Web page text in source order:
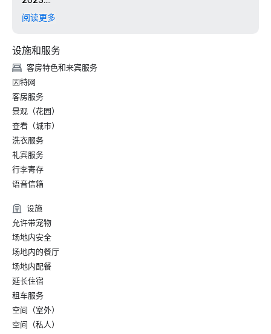
2023 年 Travel + Leisure 世界最佳大奖-#1 达拉斯—沃斯堡
《葡萄酒观察家》评选的 2023 年最佳卓越奖：豪宅餐厅
《美国新闻与世界报道》最佳酒店-#1 达拉斯-沃斯堡最佳酒
店和 #2 德克萨斯州最佳酒店
Travel + Leisure 的 T+L 500-被公认为全球 500 家最佳酒店
之一
《康德纳斯特旅行家》读者选择奖：德克萨斯州顶级酒店
《福布斯旅游指南》四星级酒店排名
《福布斯旅游指南》四星餐厅排名：豪宅餐厅
AAA 四钻酒店排名
AAA 四钻餐厅排名：豪宅餐厅
阅读更多
设施和服务
客房特色和来宾服务
因特网
客房服务
景观（花园）
查看（城市）
洗衣服务
礼宾服务
行李寄存
语音信箱
设施
允许带宠物
场地内安全
场地内的餐厅
场地内配餐
延长住宿
租车服务
空间（室外）
空间（私人）